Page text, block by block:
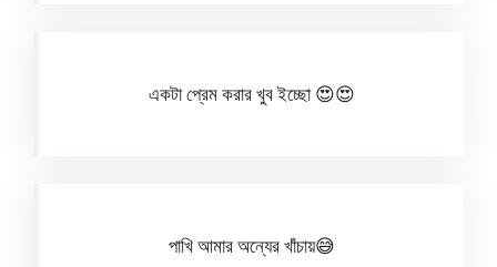
একটা প্রেম করার খুব ইচ্ছো 😍😍
পাখি আমার অন্যের খাঁচায়😅